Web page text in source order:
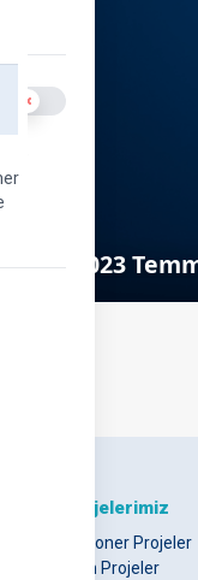
Use setting
2023
Projelerimiz
Vizyoner Projeler
Tüm Projeler